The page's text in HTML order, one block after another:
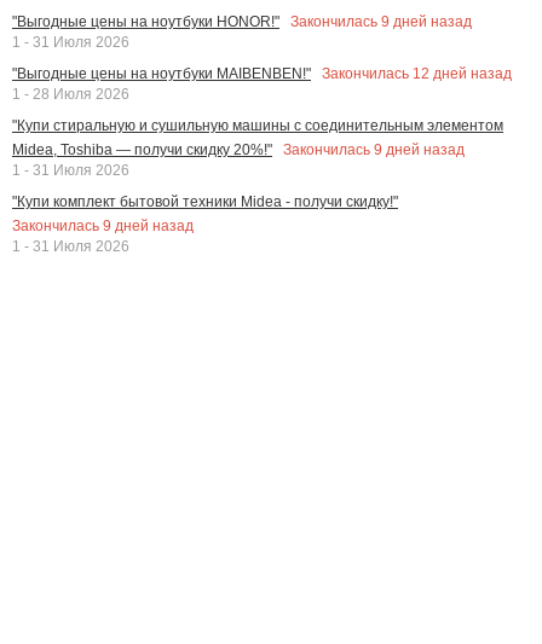
"Выгодные цены на ноутбуки HONOR!"
Закончилась 9 дней назад
1 - 31 Июля 2026
"Выгодные цены на ноутбуки MAIBENBEN!"
Закончилась 12 дней назад
1 - 28 Июля 2026
"Купи стиральную и сушильную машины с соединительным элементом
Midea, Toshiba — получи скидку 20%!"
Закончилась 9 дней назад
1 - 31 Июля 2026
"Купи комплект бытовой техники Midea - получи скидку!"
Закончилась 9 дней назад
1 - 31 Июля 2026